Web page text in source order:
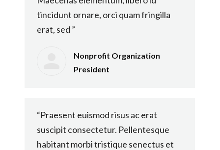
tincidunt ornare, orci quam fringilla
erat, sed ”
Nonprofit Organization
President
“Praesent euismod risus ac erat
suscipit consectetur. Pellentesque
habitant morbi tristique senectus et